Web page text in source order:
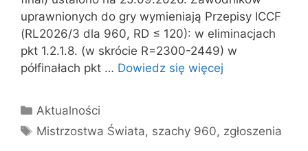
uprawnionych do gry wymieniają Przepisy ICCF
(RL2026/3 dla 960, RD ≤ 120): w eliminacjach
pkt 1.2.1.8. (w skrócie R=2300-2449) w
półfinałach pkt … Dowiedz się więcej
Kategorie
Aktualności
Tagi
Mistrzostwa Świata, szachy 960, zgłoszenia